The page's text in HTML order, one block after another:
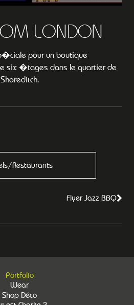
LONDON
pour un boutique
six �tages dans le quartier de
Shoreditch.
Restaurants
Flyer Jazz BBQ
Portfolio
Wear
Shop Déco